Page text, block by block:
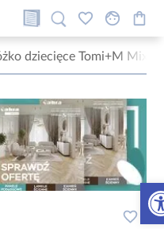
dziecięce Tomi+M Mix